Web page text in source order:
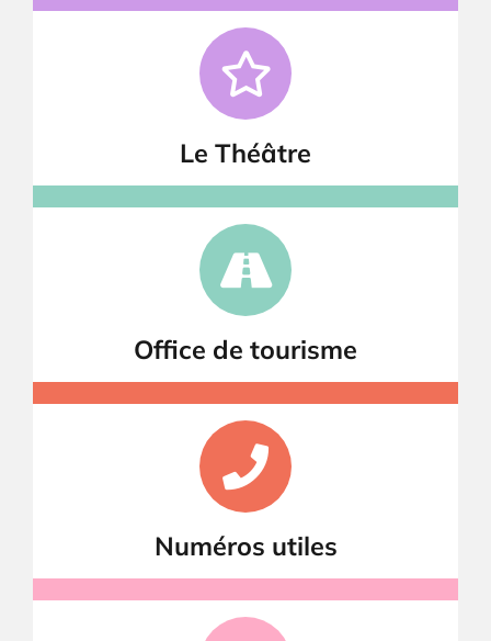
Le Théâtre
Office de tourisme
Numéros utiles